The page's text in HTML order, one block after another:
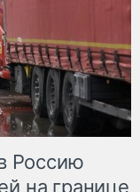
Россию
на границе